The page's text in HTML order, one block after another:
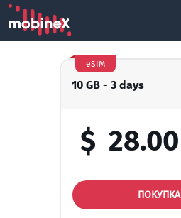
10 GB - 3 days
eSIM
$ 28.00
ПОКУПКА